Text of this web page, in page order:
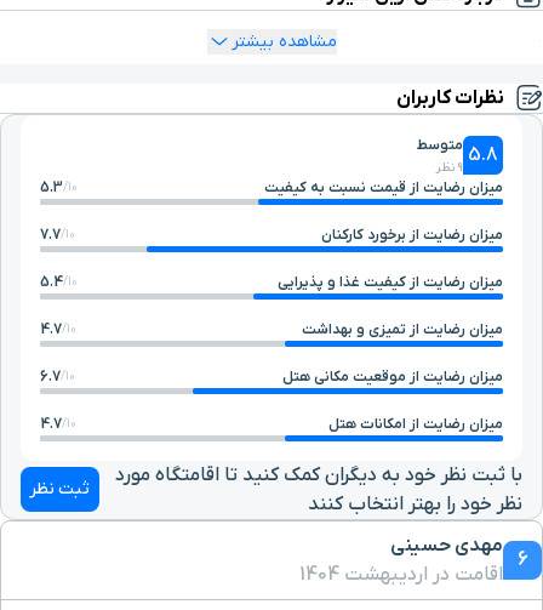
چهارراه نمازی 2.5 کیلومتر
حمام وکیل 2.5 کیلومتر
بیمارستان شهید دستغیب 2.6 کیلومتر
موزه پارس 2.7 کیلومتر
مسجد وکیل 2.8 کیلومتر
بازار وکیل 2.9 کیلومتر
مسجد شهداء (نو) 2.9 کیلومتر
مشاهده بیشتر
نظرات کاربران
5.8 متوسط
9 نظر
میزان رضایت از قیمت نسبت به کیفیت 10/
5.3
میزان رضایت از برخورد کارکنان 10/
7.7
میزان رضایت از کیفیت غذا و پذیرایی 10/
5.4
میزان رضایت از تمیزی و بهداشت 10/
4.7
میزان رضایت از موقعیت مکانی هتل 10/
6.7
میزان رضایت از امکانات هتل 10/
4.7
با ثبت نظر خود به دیگران کمک کنید تا اقامتگاه مورد
نظر خود را بهتر انتخاب کنند
ثبت نظر
6
مهدی حسینی
اقامت در اردیبهشت 1404